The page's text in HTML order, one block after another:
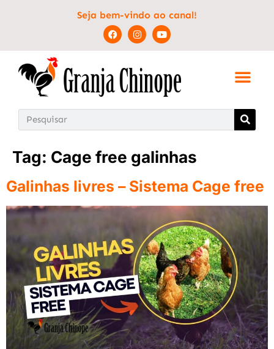
Seja bem-vindo ao canal!
Tag: Cage free galinhas
Galinhas livres – Sistema Cage free